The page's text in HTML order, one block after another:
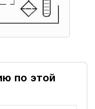
по этой